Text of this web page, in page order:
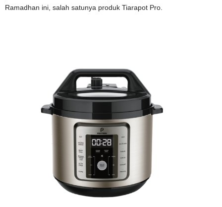
Ramadhan ini, salah satunya produk Tiarapot Pro.